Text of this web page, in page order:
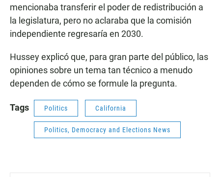
mencionaba transferir el poder de redistribución a
la legislatura, pero no aclaraba que la comisión
independiente regresaría en 2030.
Hussey explicó que, para gran parte del público, las
opiniones sobre un tema tan técnico a menudo
dependen de cómo se formule la pregunta.
Tags Politics California
Politics, Democracy and Elections News